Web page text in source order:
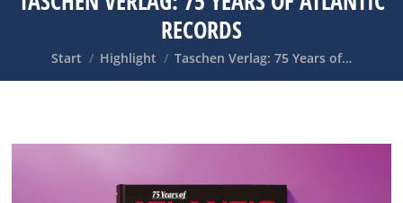
RECORDS
Sie befinden sich hier:
Start Highlight Taschen Verlag: 75 Years of…